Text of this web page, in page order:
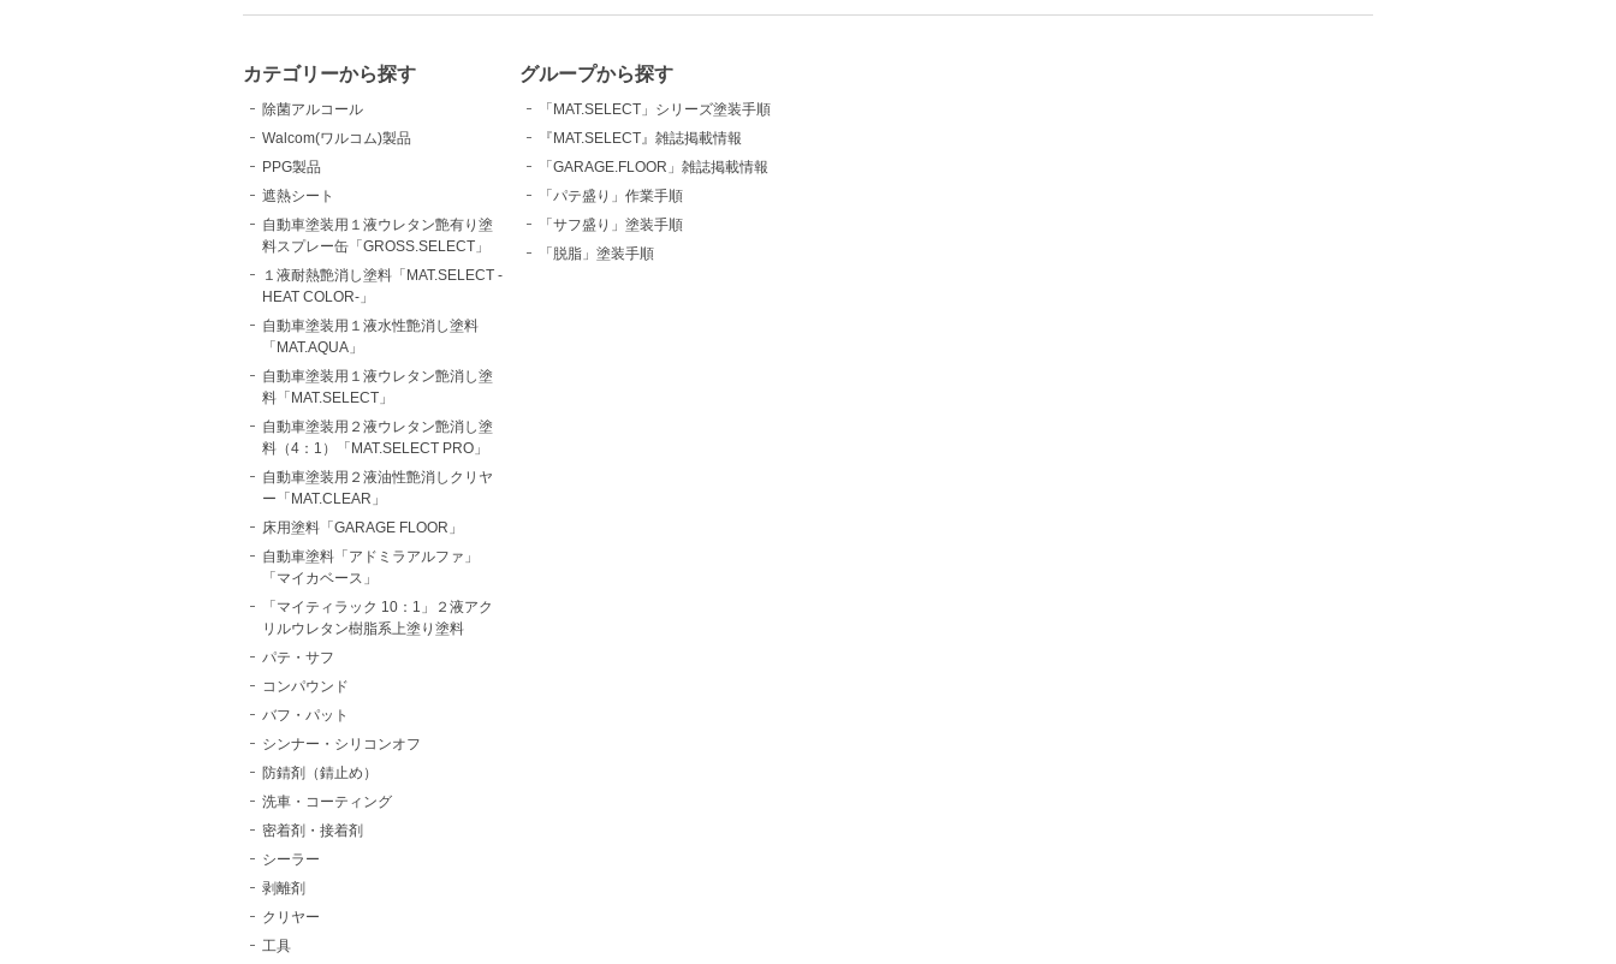
カテゴリーから探す
除菌アルコール
Walcom(ワルコム)製品
PPG製品
遮熱シート
自動車塗装用１液ウレタン艶有り塗
料スプレー缶「GROSS.SELECT」
１液耐熱艶消し塗料「MAT.SELECT -
HEAT COLOR-」
自動車塗装用１液水性艶消し塗料
「MAT.AQUA」
自動車塗装用１液ウレタン艶消し塗
料「MAT.SELECT」
自動車塗装用２液ウレタン艶消し塗
料（4：1）「MAT.SELECT PRO」
自動車塗装用２液油性艶消しクリヤ
ー「MAT.CLEAR」
床用塗料「GARAGE FLOOR」
自動車塗料「アドミラアルファ」
「マイカベース」
「マイティラック 10：1」２液アク
リルウレタン樹脂系上塗り塗料
パテ・サフ
コンパウンド
バフ・パット
シンナー・シリコンオフ
防錆剤（錆止め）
洗車・コーティング
密着剤・接着剤
シーラー
剥離剤
クリヤー
工具
グループから探す
「MAT.SELECT」シリーズ塗装手順
『MAT.SELECT』雑誌掲載情報
「GARAGE.FLOOR」雑誌掲載情報
「パテ盛り」作業手順
「サフ盛り」塗装手順
「脱脂」塗装手順